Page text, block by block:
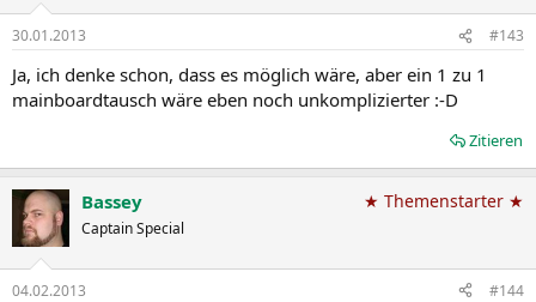
30.01.2013 #143
Ja, ich denke schon, dass es möglich wäre, aber ein 1 zu 1
mainboardtausch wäre eben noch unkomplizierter :-D
Zitieren
Bassey
Captain Special
★ Themenstarter ★
04.02.2013 #144